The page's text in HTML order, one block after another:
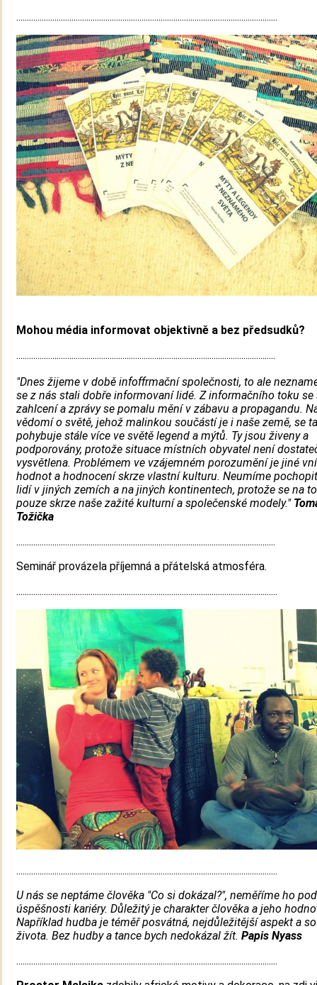
...........................................................................................................................
Mohou média informovat objektivně a bez předsudků?
..........................................................................................................................
"Dnes žijeme v době infoffrmační společnosti, to ale
se z nás stali dobře informovaní lidé. Z informačního toku se
zahlcení a zprávy se pomalu mění v zábavu a propagandu.
vědomí o světě, jehož malinkou součástí je i naše země, se
pohybuje stále více ve světě legend a mýtů. Ty jsou živeny a
podporovány, protože situace místních obyvatel není
vysvětlena. Problémem ve vzájemném porozumění je jiné
hodnot a hodnocení skrze vlastní kulturu. Neumíme
lidí v jiných zemích a na jiných kontinentech, protože se na
pouze skrze naše zažité kulturní a společenské modely."
Tožička
..........................................................................................................................
Seminář provázela příjemná a přátelská atmosféra.
...........................................................................................................................
...........................................................................................................................
U nás se neptáme člověka "Co si dokázal?", neměříme ho
úspěšnosti kariéry. Důležitý je charakter člověka a jeho
Například hudba je téměř posvátná, nejdůležitější aspekt a
života. Bez hudby a tance bych nedokázal žít. Papis Nyass
...........................................................................................................................